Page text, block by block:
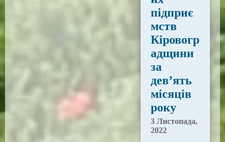
підприє
мств
Кіровогр
адщини
за
дев’ять
місяців
року
3 Листопада,
2022